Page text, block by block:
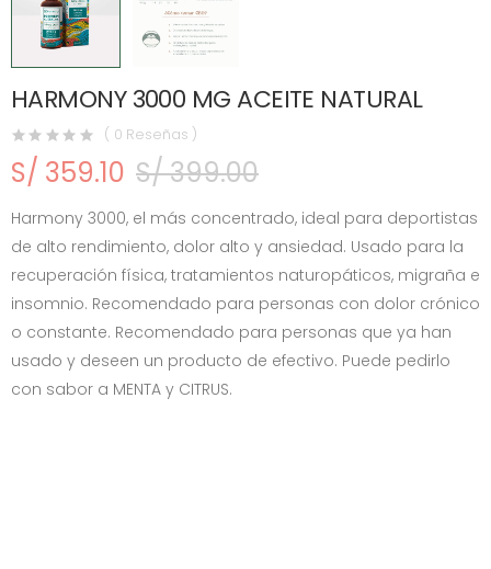
HARMONY 3000 MG ACEITE NATURAL
( 0 Reseñas )
S/ 359.10 S/ 399.00
Harmony 3000, el más concentrado, ideal para deportistas
de alto rendimiento, dolor alto y ansiedad. Usado para la
recuperación física, tratamientos naturopáticos, migraña e
insomnio. Recomendado para personas con dolor crónico
o constante. Recomendado para personas que ya han
usado y deseen un producto de efectivo. Puede pedirlo
con sabor a MENTA y CITRUS.